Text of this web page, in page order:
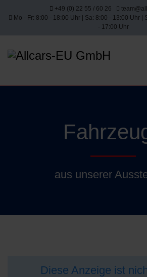
+49 (0) 22 55 / 60 26
Mo - Fr: 8:00 - 18:00 Uhr | Sa: 8:00 - 13:00 Uhr |
- 17:00 Uhr
aus unserer
Diese Anzeige ist